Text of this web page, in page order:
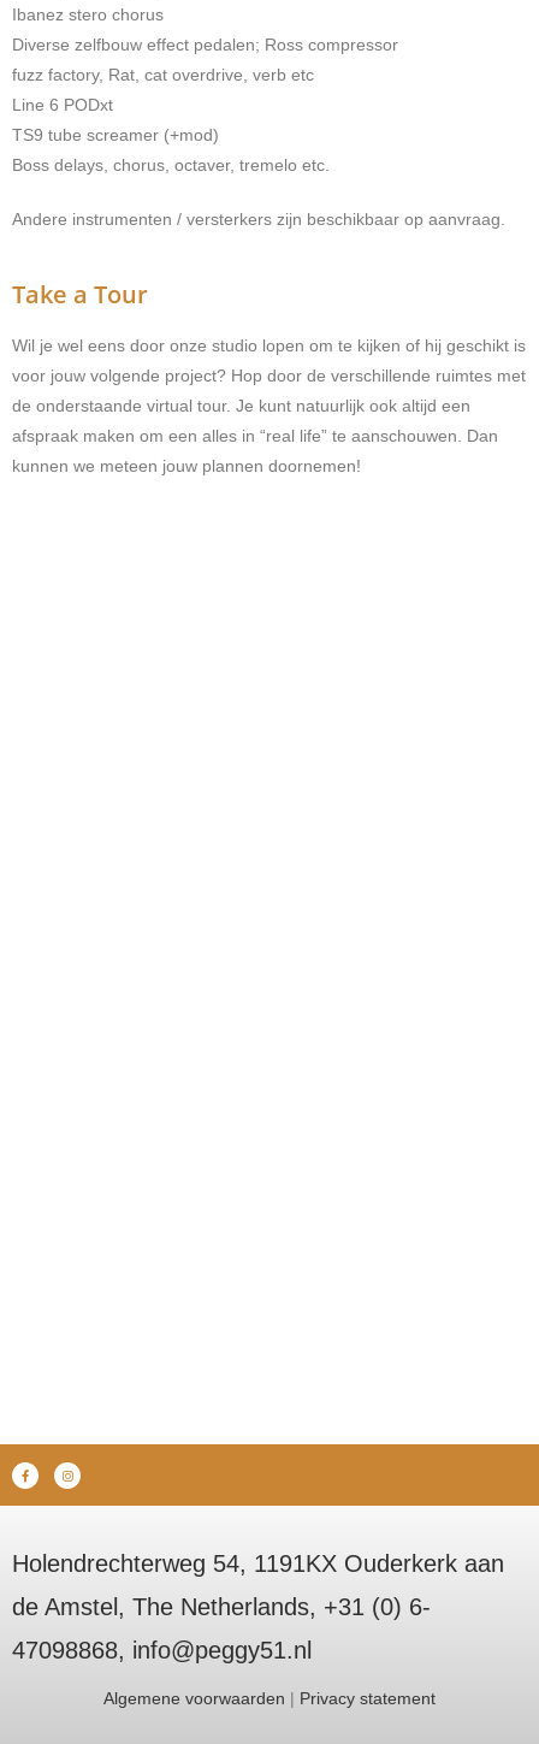
Ibanez stero chorus
Diverse zelfbouw effect pedalen; Ross compressor
fuzz factory, Rat, cat overdrive, verb etc
Line 6 PODxt
TS9 tube screamer (+mod)
Boss delays, chorus, octaver, tremelo etc.
Andere instrumenten / versterkers zijn beschikbaar op aanvraag.
Take a Tour
Wil je wel eens door onze studio lopen om te kijken of hij geschikt is
voor jouw volgende project? Hop door de verschillende ruimtes met
de onderstaande virtual tour. Je kunt natuurlijk ook altijd een
afspraak maken om een alles in “real life” te aanschouwen. Dan
kunnen we meteen jouw plannen doornemen!
Holendrechterweg 54, 1191KX Ouderkerk aan
de Amstel, The Netherlands, +31 (0) 6-
47098868, info@peggy51.nl
Algemene voorwaarden | Privacy statement